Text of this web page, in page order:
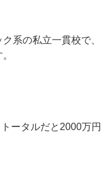
系の私立一貫校で、
ータルだと2000万円